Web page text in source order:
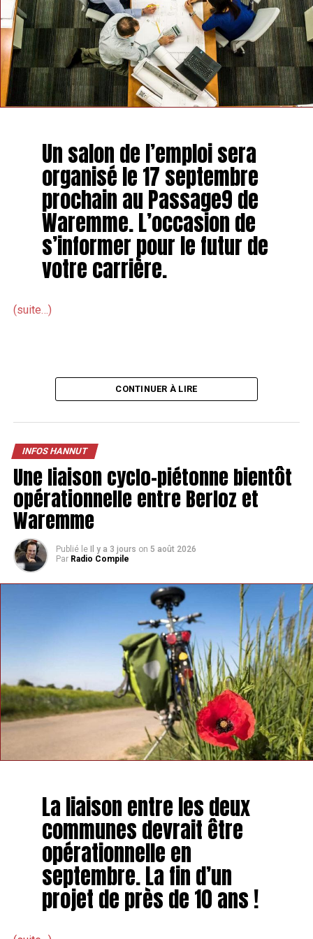
90 63.
TAGS FEATURED INFOS HANNUT
SUIVANT
Un restaurateur de la région va offrir des frites un jour
par semaine
Un sondage lancé pour choisir le nom de l’Ancienne
Piscine de Hannut
Un salon de l’emploi sera
organisé le 17 septembre
prochain au Passage9 de
Waremme. L’occasion de
s’informer pour le futur de
votre carrière.
(suite…)
CONTINUER À LIRE
INFOS HANNUT
Une liaison cyclo-piétonne bientôt
opérationnelle entre Berloz et
Waremme
Publié le Il y a 3 jours on 5 août 2026
Par Radio Compile
La liaison entre les deux
communes devrait être
opérationnelle en
septembre. La fin d’un
projet de près de 10 ans !